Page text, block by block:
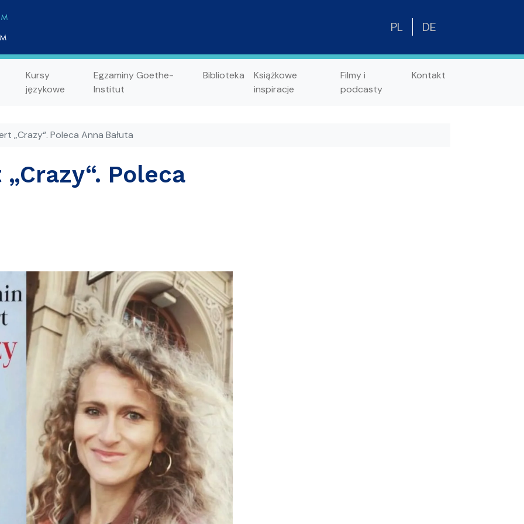
PL DE
Kursy
językowe
Egzaminy Goethe-
Institut
Biblioteka
Książkowe
inspiracje
Filmy i
podcasty
Kontakt
„Crazy“. Poleca Anna Bałuta
Poleca